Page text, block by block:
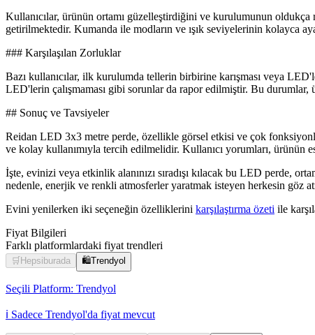
Kullanıcılar, ürünün ortamı güzelleştirdiğini ve kurulumunun
getirilmektedir. Kumanda ile modların ve ışık seviyelerinin kolayca
### Karşılaşılan Zorluklar
Bazı kullanıcılar, ilk kurulumda tellerin birbirine karışması veya
LED'lerin çalışmaması gibi sorunlar da rapor edilmiştir. Bu durumlar,
## Sonuç ve Tavsiyeler
Reidan LED 3x3 metre perde, özellikle görsel etkisi ve çok
ve kolay kullanımıyla tercih edilmelidir. Kullanıcı yorumları, ürünün
İşte, evinizi veya etkinlik alanınızı sıradışı kılacak bu LED perde,
nedenle, enerjik ve renkli atmosferler yaratmak isteyen herkesin göz
Evini yenilerken iki seçeneğin özelliklerini karşılaştırma özeti ile
Fiyat Bilgileri
Farklı platformlardaki fiyat trendleri
🛒 Hepsiburada 🛍️Trendyol
Seçili Platform: Trendyol
ℹ️ Sadece Trendyol'da fiyat mevcut